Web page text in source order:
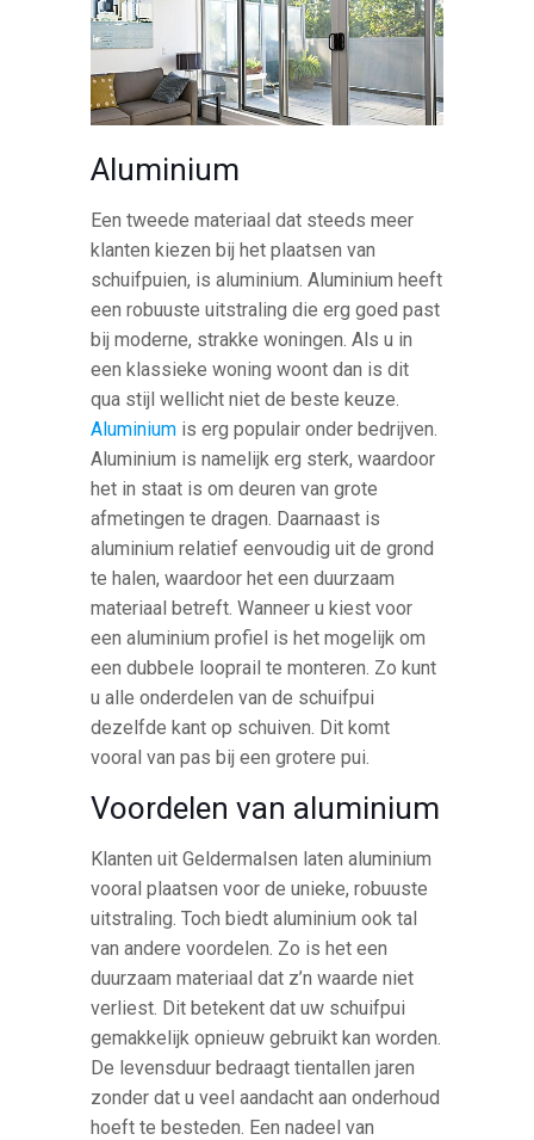
Aluminium
Een tweede materiaal dat steeds meer
klanten kiezen bij het plaatsen van
schuifpuien, is aluminium. Aluminium heeft
een robuuste uitstraling die erg goed past
bij moderne, strakke woningen. Als u in
een klassieke woning woont dan is dit
qua stijl wellicht niet de beste keuze.
Aluminium is erg populair onder bedrijven.
Aluminium is namelijk erg sterk, waardoor
het in staat is om deuren van grote
afmetingen te dragen. Daarnaast is
aluminium relatief eenvoudig uit de grond
te halen, waardoor het een duurzaam
materiaal betreft. Wanneer u kiest voor
een aluminium profiel is het mogelijk om
een dubbele looprail te monteren. Zo kunt
u alle onderdelen van de schuifpui
dezelfde kant op schuiven. Dit komt
vooral van pas bij een grotere pui.
Voordelen van aluminium
Klanten uit Geldermalsen laten aluminium
vooral plaatsen voor de unieke, robuuste
uitstraling. Toch biedt aluminium ook tal
van andere voordelen. Zo is het een
duurzaam materiaal dat z’n waarde niet
verliest. Dit betekent dat uw schuifpui
gemakkelijk opnieuw gebruikt kan worden.
De levensduur bedraagt tientallen jaren
zonder dat u veel aandacht aan onderhoud
hoeft te besteden. Een nadeel van